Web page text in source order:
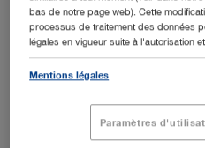
10310 Intubateur
10309 Intubateur p.
13242XL Testeur
Capuchon
bas de notre page web). Cette
processus de traitement des données
légales en vigueur suite à l'autorisation
Mentions légales
Paramètres